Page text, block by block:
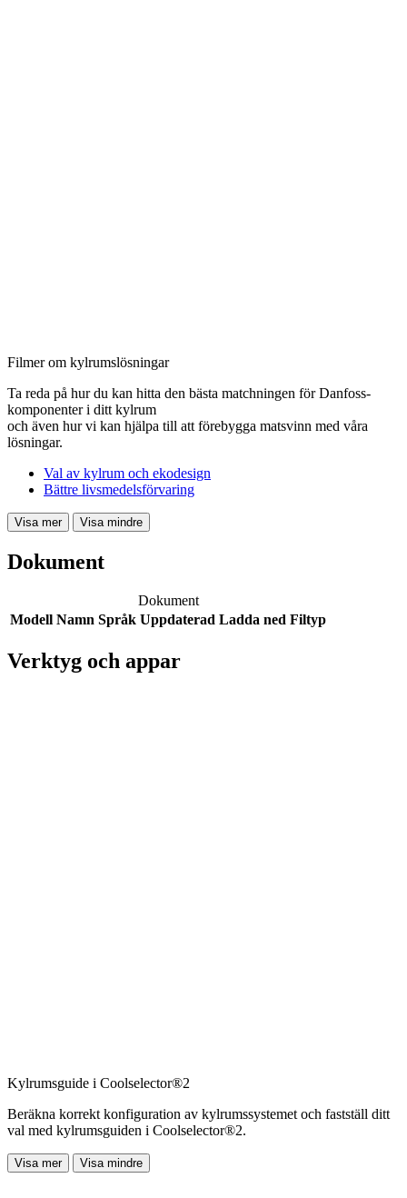
Filmer om kylrumslösningar
Ta reda på hur du kan hitta den bästa matchningen för Danfoss-
komponenter i ditt kylrum
och även hur vi kan hjälpa till att förebygga matsvinn med våra
lösningar.
Val av kylrum och ekodesign
Bättre livsmedelsförvaring
Visa mer Visa mindre
Dokument
Dokument
Modell Namn Språk Uppdaterad Ladda ned Filtyp
Verktyg och appar
Kylrumsguide i Coolselector®2
Beräkna korrekt konfiguration av kylrumssystemet och fastställ ditt
val med kylrumsguiden i Coolselector®2.
Visa mer Visa mindre